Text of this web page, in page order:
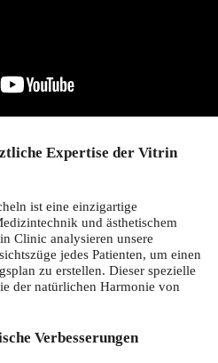
Expertise der Vitrin
ist eine einzigartige
und ästhetischem
Clinic analysieren unsere
jedes Patienten, um einen
zu erstellen. Dieser spezielle
der natürlichen Harmonie von
Verbesserungen